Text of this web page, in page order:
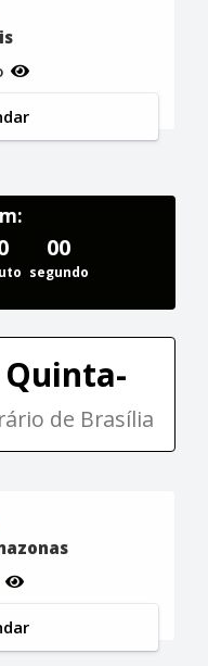
00
segundo
Quinta-
de Brasília